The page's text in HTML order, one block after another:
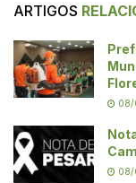
ARTIGOS
08/
08/